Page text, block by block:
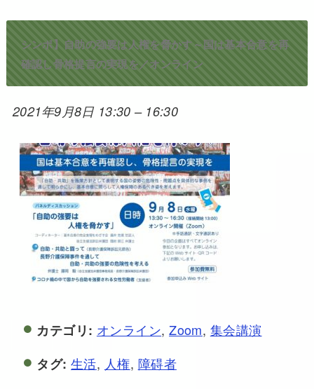
シンポ】自助の強要は人権を脅かす～国は基本合意を再
確認し骨格提言の実現を／オンライン
2021年9月8日 13:30 – 16:30
カテゴリ: オンライン,Zoom, 集会講演
タグ: 生活, 人権, 障碍者